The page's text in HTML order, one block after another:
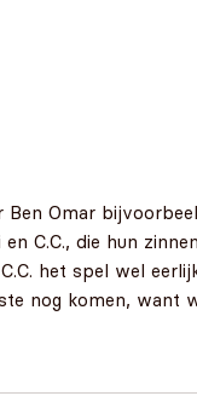
Omar
C.C., die hun
het spel wel
nog komen, want